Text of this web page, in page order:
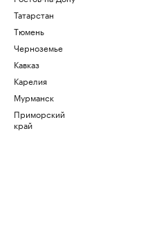
Татарстан
Тюмень
Черноземье
Кавказ
Карелия
Мурманск
Приморский
край